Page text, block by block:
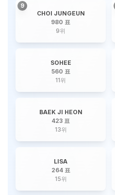
9
CHOI JUNGEUN
980 표
9위
SOHEE
560 표
11위
BAEK JI HEON
423 표
13위
LISA
264 표
15위